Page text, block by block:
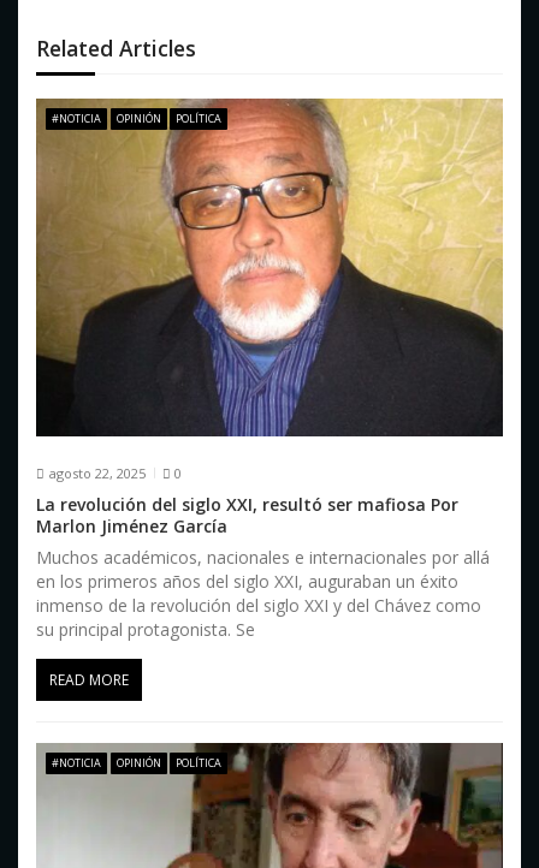
ó
n
d
e
e
n
a
s
Related Articles
#NOTICIA OPINIÓN POLÍTICA
agosto 22, 2025 0
La revolución del siglo XXI, resultó ser mafiosa Por
Marlon Jiménez García
Muchos académicos, nacionales e internacionales por allá
en los primeros años del siglo XXI, auguraban un éxito
inmenso de la revolución del siglo XXI y del Chávez como
su principal protagonista. Se
READ MORE
#NOTICIA OPINIÓN POLÍTICA